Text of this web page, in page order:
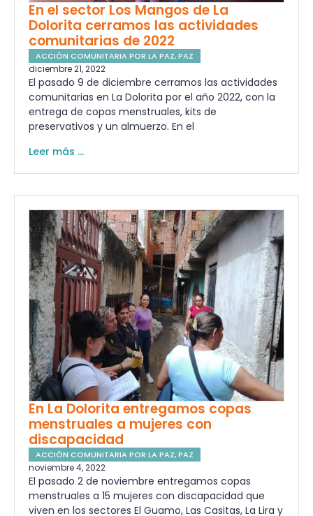
En el sector Los Mangos de La
Dolorita cerramos las actividades
comunitarias de 2022
ACCIÓN COMUNITARIA POR LA PAZ,PAZ
diciembre 21, 2022
El pasado 9 de diciembre cerramos las actividades
comunitarias en La Dolorita por el año 2022, con la
entrega de copas menstruales, kits de
preservativos y un almuerzo. En el
Leer más ...
En La Dolorita entregamos copas
menstruales a mujeres con
discapacidad
ACCIÓN COMUNITARIA POR LA PAZ,PAZ
noviembre 4, 2022
El pasado 2 de noviembre entregamos copas
menstruales a 15 mujeres con discapacidad que
viven en los sectores El Guamo, Las Casitas, La Lira y